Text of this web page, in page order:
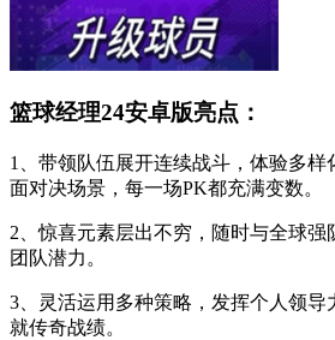
篮球经理24安卓版亮点：
1、带领队伍展开连续战斗，体验多样
面对决场景，每一场PK都充满变数。
2、惊喜元素层出不穷，随时与全球
团队潜力。
3、灵活运用多种策略，发挥个人领导
就传奇战绩。